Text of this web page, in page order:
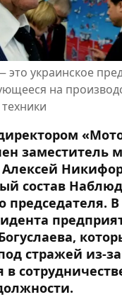
украинское
на
заместитель
состав
председателя.
стражей из-за
в